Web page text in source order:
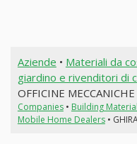
Aziende • Materiali da
giardino e rivenditori di
OFFICINE
Companies• Building
Mobile Home Dealers•